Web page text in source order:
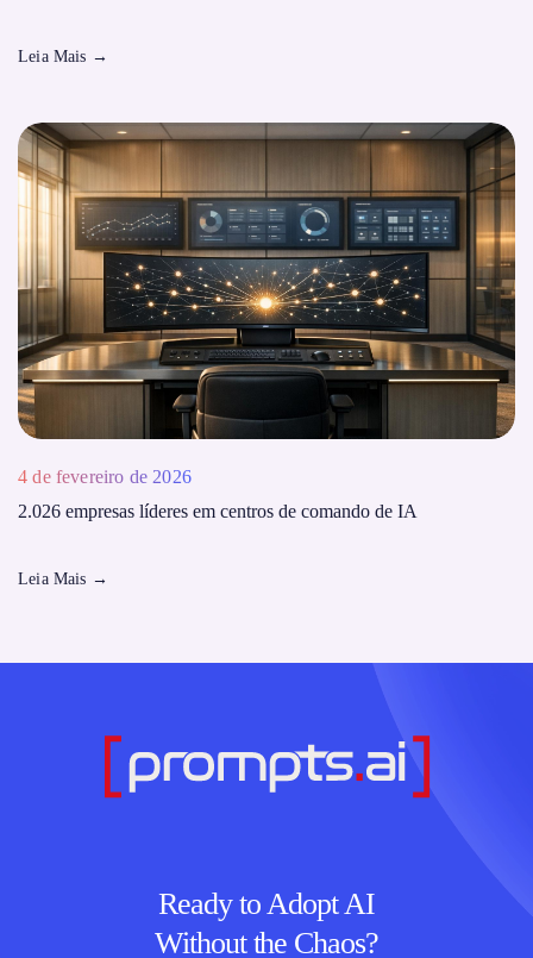
Leia Mais →
4 de fevereiro de 2026
2.026 empresas líderes em centros de comando de IA
Leia Mais →
Ready to Adopt AI
Without the Chaos?